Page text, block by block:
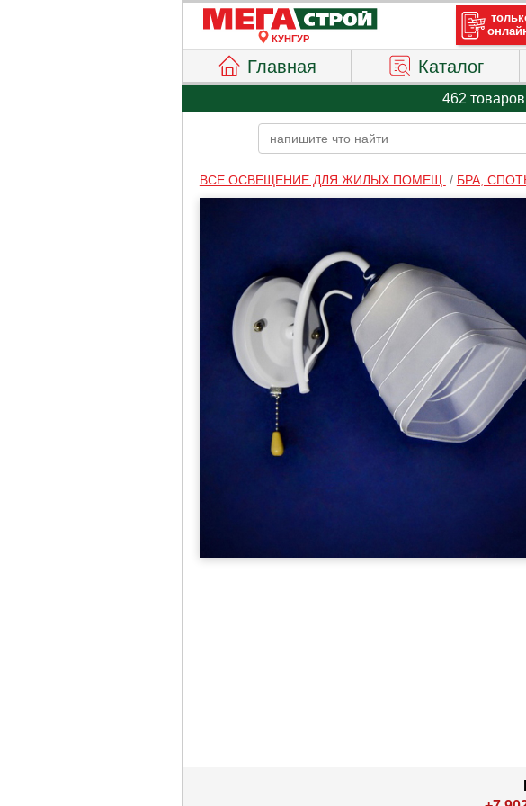
КУНГУР
Главная Каталог
462
ВСЕ ОСВЕЩЕНИЕ ДЛЯ ЖИЛЫХ ПОМЕЩ. / БРА,